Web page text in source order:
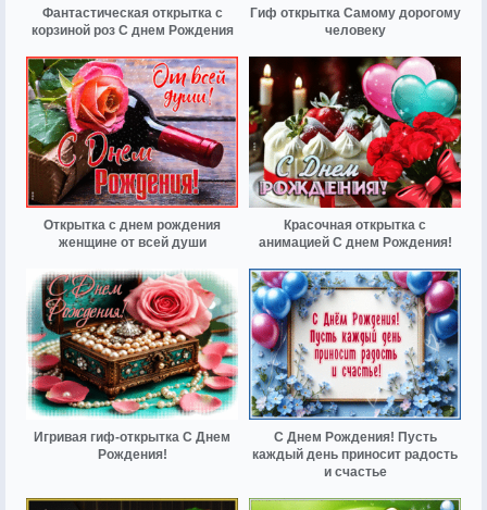
Фантастическая открытка с
корзиной роз С днем Рождения
Гиф открытка Самому дорогому
человеку
Открытка с днем рождения
женщине от всей души
Красочная открытка с
анимацией С днем Рождения!
Игривая гиф-открытка С Днем
Рождения!
С Днем Рождения! Пусть
каждый день приносит радость
и счастье